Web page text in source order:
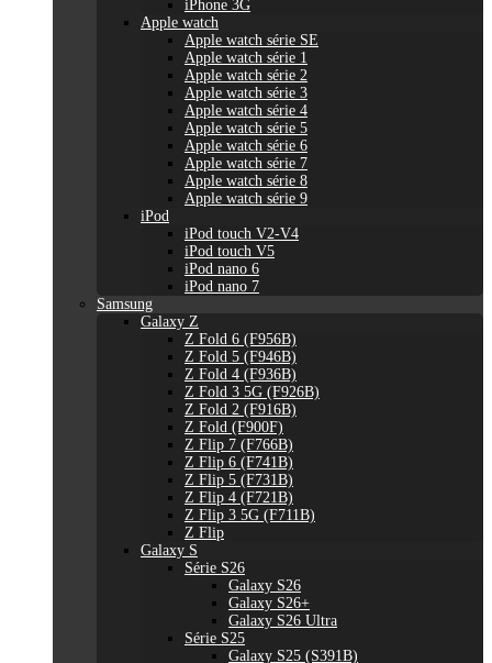
iPhone 3G
Apple watch
Apple watch série SE
Apple watch série 1
Apple watch série 2
Apple watch série 3
Apple watch série 4
Apple watch série 5
Apple watch série 6
Apple watch série 7
Apple watch série 8
Apple watch série 9
iPod
iPod touch V2-V4
iPod touch V5
iPod nano 6
iPod nano 7
Samsung
Galaxy Z
Z Fold 6 (F956B)
Z Fold 5 (F946B)
Z Fold 4 (F936B)
Z Fold 3 5G (F926B)
Z Fold 2 (F916B)
Z Fold (F900F)
Z Flip 7 (F766B)
Z Flip 6 (F741B)
Z Flip 5 (F731B)
Z Flip 4 (F721B)
Z Flip 3 5G (F711B)
Z Flip
Galaxy S
Série S26
Galaxy S26
Galaxy S26+
Galaxy S26 Ultra
Série S25
Galaxy S25 (S391B)